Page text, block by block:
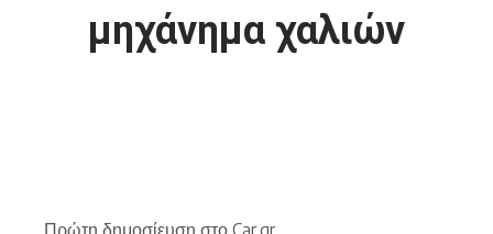
μηχάνημα χαλιών
Πρώτη δημοσίευση στο Car.gr